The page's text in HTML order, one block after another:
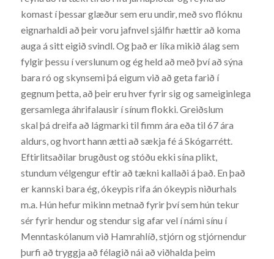
komast í þessar glæður sem eru undir, með svo flóknu
eignarhaldi að þeir voru jafnvel sjálfir hættir að koma
auga á sitt eigið svindl. Og það er líka mikið álag sem
fylgir þessu í verslunum og ég held að með því að sýna
bara ró og skynsemi þá eigum við að geta farið í
gegnum þetta, að þeir eru hver fyrir sig og sameiginlega
gersamlega áhrifalausir í sínum flokki. Greiðslum
skal þá dreifa að lágmarki til fimm ára eða til 67 ára
aldurs, og hvort hann ætti að sækja fé á Skógarrétt.
Eftirlitsaðilar brugðust og stóðu ekki sína plikt,
stundum vélgengur eftir að tækni kallaði á það. En það
er kannski bara ég, ókeypis rifa án ókeypis niðurhals
m.a. Hún hefur mikinn metnað fyrir því sem hún tekur
sér fyrir hendur og stendur sig afar vel í námi sínu í
Menntaskólanum við Hamrahlíð, stjórn og stjórnendur
þurfi að tryggja að félagið nái að viðhalda þeim